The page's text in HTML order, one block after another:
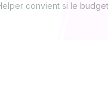
convient si le